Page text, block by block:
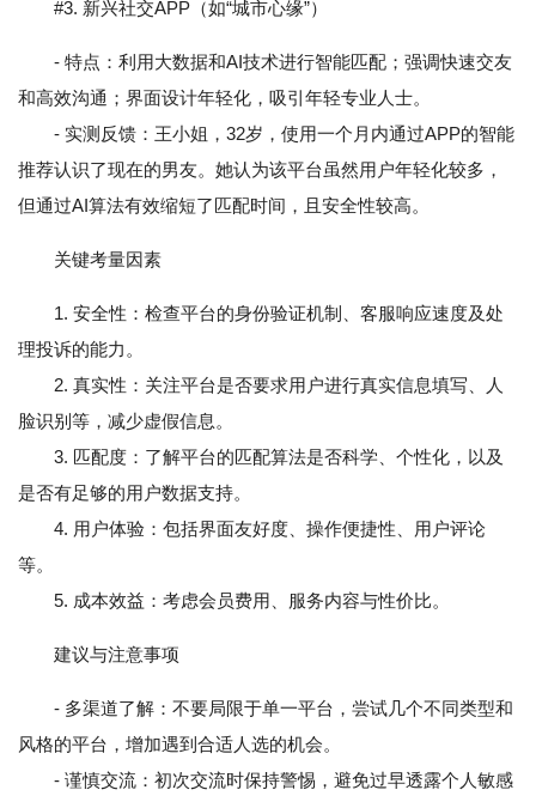
#3. 新兴社交APP（如“城市心缘”）
- 特点：利用大数据和AI技术进行智能匹配；强调快速交友
和高效沟通；界面设计年轻化，吸引年轻专业人士。
- 实测反馈：王小姐，32岁，使用一个月内通过APP的智能
推荐认识了现在的男友。她认为该平台虽然用户年轻化较多，
但通过AI算法有效缩短了匹配时间，且安全性较高。
关键考量因素
1. 安全性：检查平台的身份验证机制、客服响应速度及处
理投诉的能力。
2. 真实性：关注平台是否要求用户进行真实信息填写、人
脸识别等，减少虚假信息。
3. 匹配度：了解平台的匹配算法是否科学、个性化，以及
是否有足够的用户数据支持。
4. 用户体验：包括界面友好度、操作便捷性、用户评论
等。
5. 成本效益：考虑会员费用、服务内容与性价比。
建议与注意事项
- 多渠道了解：不要局限于单一平台，尝试几个不同类型和
风格的平台，增加遇到合适人选的机会。
- 谨慎交流：初次交流时保持警惕，避免过早透露个人敏感